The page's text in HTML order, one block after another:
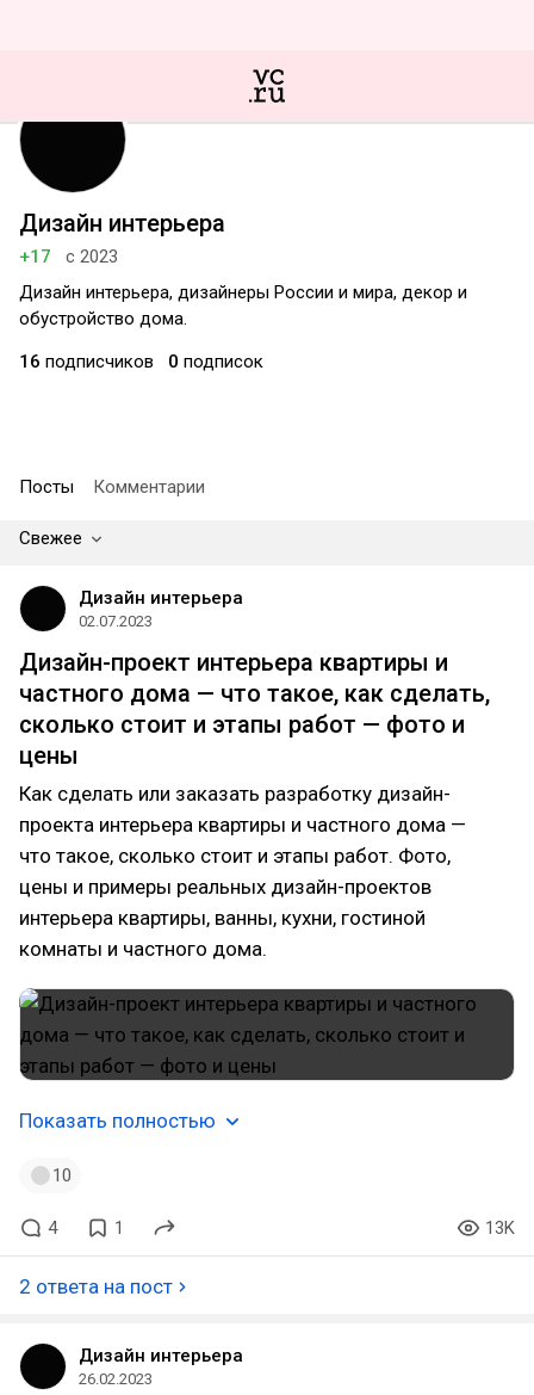
Дизайн интерьера
+17
с 2023
Дизайн интерьера, дизайнеры России и мира, декор и
обустройство дома.
16 подписчиков 0 подписок
Посты Комментарии
Свежее
Дизайн интерьера
02.07.2023
Дизайн-проект интерьера квартиры и
частного дома — что такое, как сделать,
сколько стоит и этапы работ — фото и
цены
Как сделать или заказать разработку дизайн-
проекта интерьера квартиры и частного дома —
что такое, сколько стоит и этапы работ. Фото,
цены и примеры реальных дизайн-проектов
интерьера квартиры, ванны, кухни, гостиной
комнаты и частного дома.
Показать полностью
10
4 1 13K
2 ответа на пост
Дизайн интерьера
26.02.2023